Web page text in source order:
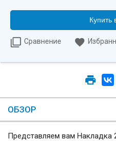
Купить
Сравнение
ОБЗОР
Представляем вам Накладка